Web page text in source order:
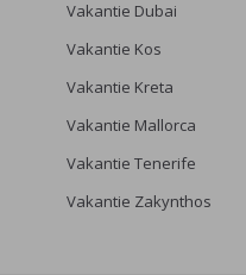
Vakantie Dubai
Vakantie Kos
Vakantie Kreta
Vakantie Mallorca
Vakantie Tenerife
Vakantie Zakynthos